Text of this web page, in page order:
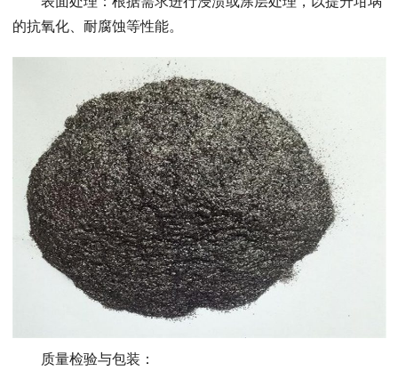
的抗氧化、耐腐蚀等性能。
质量检验与包装：